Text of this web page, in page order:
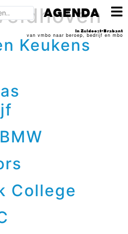
Keukens
College
AGENDA
In Zuidoost-Brabant
van vmbo naar beroep, bedrijf en mbo